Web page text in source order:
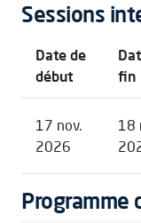
Sessions
Date de
début
fin
17 nov.
2026
18
Programme